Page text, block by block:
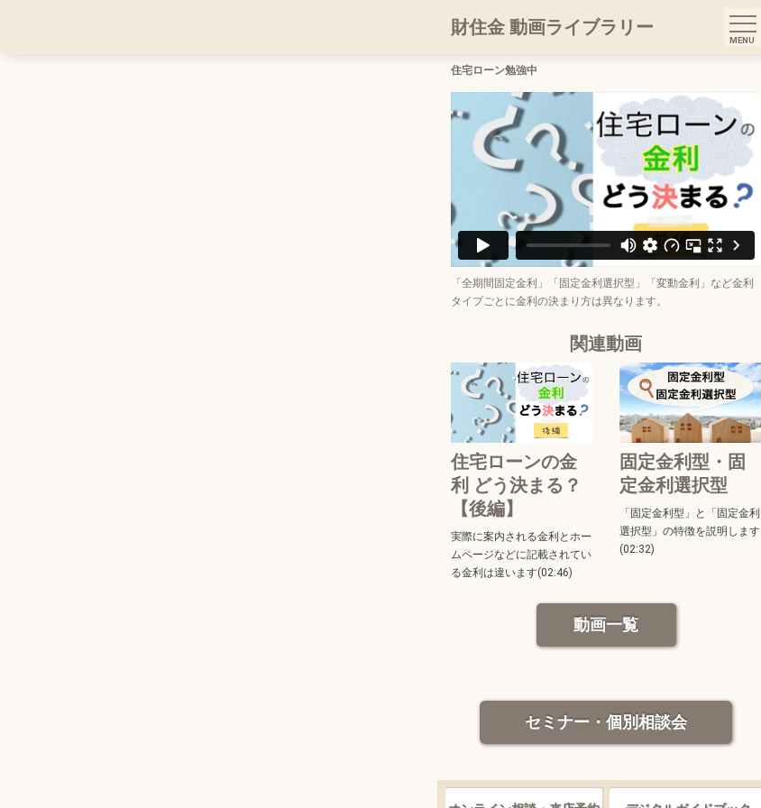
財住金 動画ライブラリー
住宅ローンの金利 どう決まる？【前
住宅ローン勉強中
「全期間固定金利」「固定金利選択型」「変動金利」など金利
タイプごとに金利の決まり方は異なります。
関連動画
住宅ローンの金
利 どう決まる？
【後編】
実際に案内される金利とホー
ムページなどに記載されてい
る金利は違います(02:46)
固定金利型・固
定金利選択型
「固定金利型」と「固定金利
選択型」の特徴を説明します
(02:32)
動画一覧